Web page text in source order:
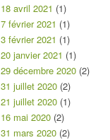
18 avril 2021 (1)
7 février 2021 (1)
3 février 2021 (1)
20 janvier 2021 (1)
29 décembre 2020 (2)
31 juillet 2020 (2)
21 juillet 2020 (1)
16 mai 2020 (2)
31 mars 2020 (2)